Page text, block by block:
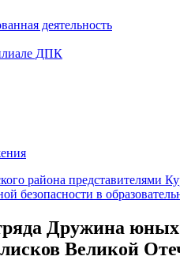
деятельность
ДПК
района представителями
безопасности в
Дружина юных
Великой